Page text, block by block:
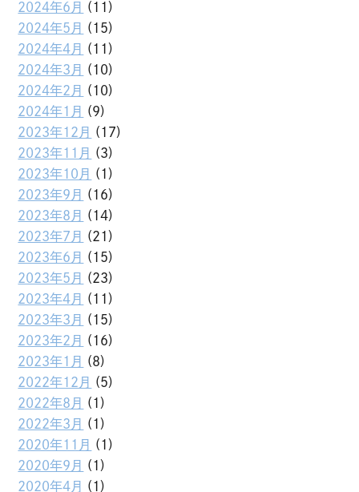
2024年6月
(11)
2024年5月
(15)
2024年4月
(11)
2024年3月
(10)
2024年2月
(10)
2024年1月
(9)
2023年12月
(17)
2023年11月
(3)
2023年10月
(1)
2023年9月
(16)
2023年8月
(14)
2023年7月
(21)
2023年6月
(15)
2023年5月
(23)
2023年4月
(11)
2023年3月
(15)
2023年2月
(16)
2023年1月
(8)
2022年12月
(5)
2022年8月
(1)
2022年3月
(1)
2020年11月
(1)
2020年9月
(1)
2020年4月
(1)